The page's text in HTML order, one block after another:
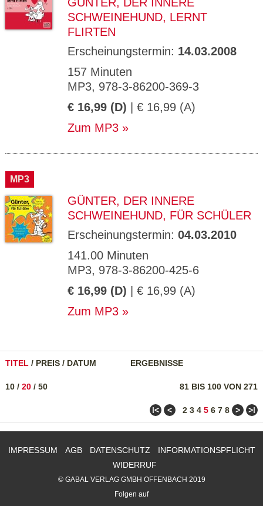
SCHWEINEHUND, LERNT
FLIRTEN
Erscheinungstermin: 14.03.2008
157 Minuten
MP3, 978-3-86200-369-3
€ 16,99 (D) | € 16,99 (A)
Zum MP3
MP3
GÜNTER, DER INNERE
SCHWEINEHUND, FÜR SCHÜLER
Erscheinungstermin: 04.03.2010
141.00 Minuten
MP3, 978-3-86200-425-6
€ 16,99 (D) | € 16,99 (A)
Zum MP3
TITEL / PREIS / DATUM ERGEBNISSE
81 BIS 100 VON 271
10 / 20 / 50
ǀ< < 2 3 4 5 6 7 8 > >ǀ
IMPRESSUM AGB DATENSCHUTZ
INFORMATIONSPFLICHT
WIDERRUF
© GABAL VERLAG GMBH OFFENBACH 2019
Folgen auf